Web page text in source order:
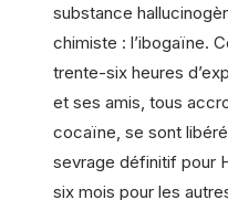
substance
chimiste : l’ibogaïne.
trente-six heures
et ses amis, tous
cocaïne, se sont
sevrage définitif pour
six mois pour les